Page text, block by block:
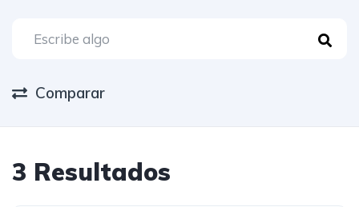
Comparar
3 Resultados